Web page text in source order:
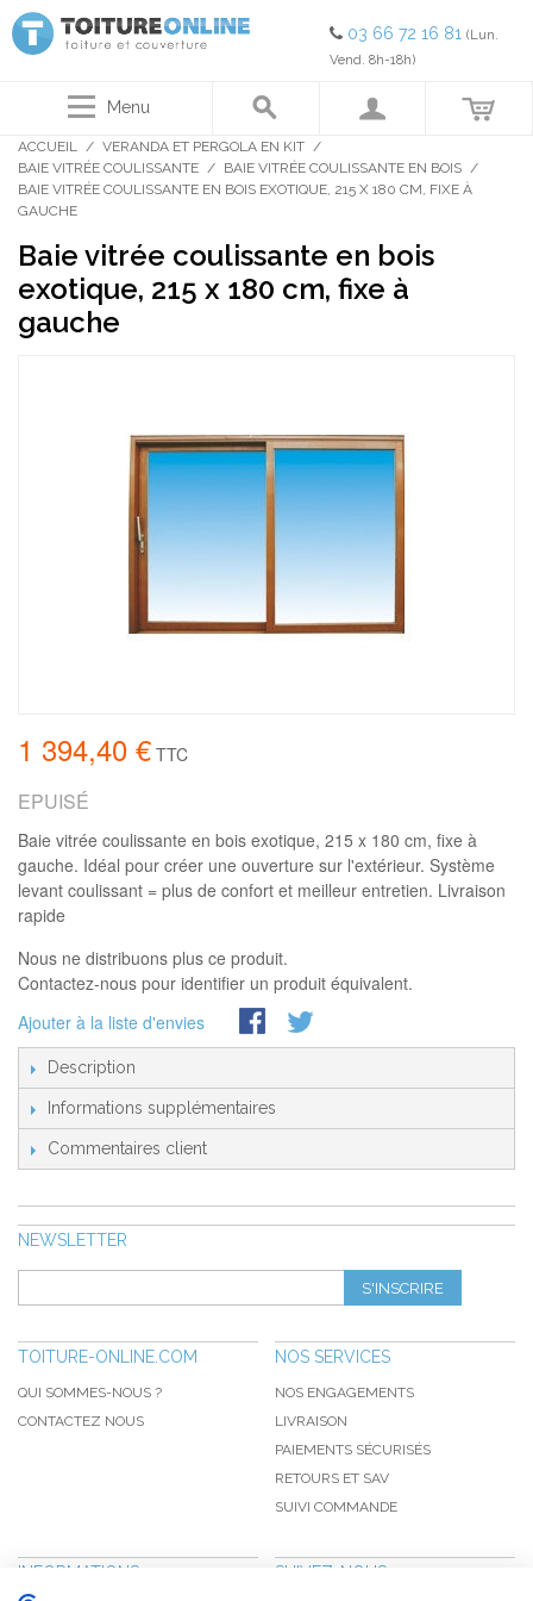
03 66 72 16 81 (Lun.
Vend. 8h-18h)
Menu
ACCUEIL / VERANDA ET PERGOLA EN KIT /
BAIE VITRÉE COULISSANTE / BAIE VITRÉE COULISSANTE EN BOIS /
BAIE VITRÉE COULISSANTE EN BOIS EXOTIQUE, 215 X 180 CM, FIXE À
GAUCHE
Baie vitrée coulissante en bois
exotique, 215 x 180 cm, fixe à
gauche
1 394,40 € TTC
EPUISÉ
Baie vitrée coulissante en bois exotique, 215 x 180 cm, fixe à
gauche. Idéal pour créer une ouverture sur l'extérieur. Système
levant coulissant = plus de confort et meilleur entretien. Livraison
rapide
Nous ne distribuons plus ce produit.
Contactez-nous pour identifier un produit équivalent.
Ajouter à la liste d'envies
Description
Informations supplémentaires
Commentaires client
NEWSLETTER
S'INSCRIRE
TOITURE-ONLINE.COM
QUI SOMMES-NOUS ?
CONTACTEZ NOUS
NOS SERVICES
NOS ENGAGEMENTS
LIVRAISON
PAIEMENTS SÉCURISÉS
RETOURS ET SAV
SUIVI COMMANDE
INFORMATIONS SUIVEZ-NOUS